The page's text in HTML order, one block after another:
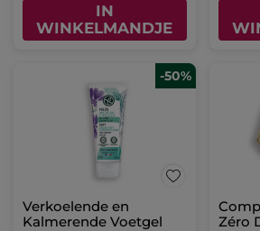
IN
WINKELMANDJE
-50%
Verkoelende en
Kalmerende Voetgel
Zéro